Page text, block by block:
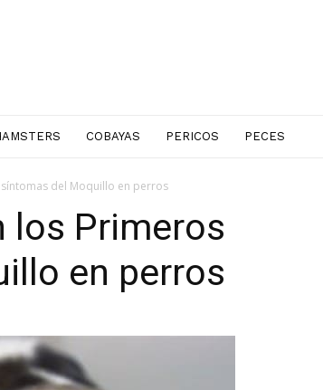
COBAYAS PERICOS PECES
del Moquillo en perros
los Primeros
en perros